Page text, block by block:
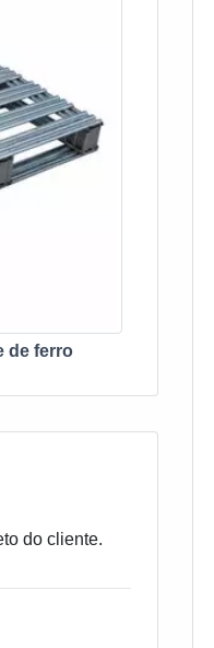
de ferro
do cliente.